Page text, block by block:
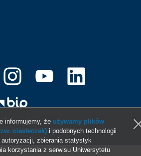
2026 Uniwersytet Gdański
informujemy, że używamy plików
ciasteczek) i podobnych technologii
autoryzacji, zbierania statystyk
korzystania z serwisu Uniwersytetu